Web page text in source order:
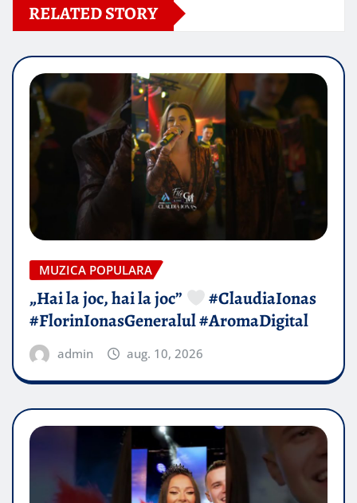
RELATED STORY
MUZICA POPULARA
„Hai la joc, hai la joc”
#ClaudiaIonas
#FlorinIonasGeneralul #AromaDigital
admin aug. 10, 2026